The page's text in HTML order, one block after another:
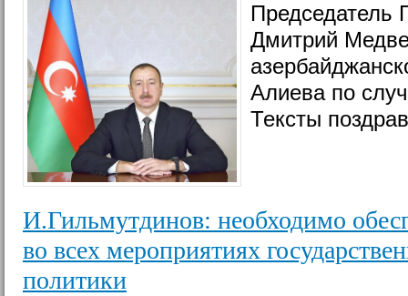
Председатель
Дмитрий
Алиева по
Тексты
И.Гильмутдинов: необходимо
во всех мероприятиях
политики